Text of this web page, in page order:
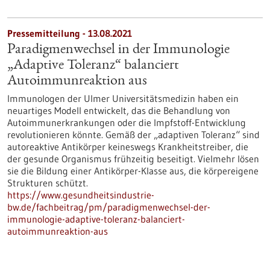
Pressemitteilung - 13.08.2021
Paradigmenwechsel in der Immunologie
„Adaptive Toleranz“ balanciert
Autoimmunreaktion aus
Immunologen der Ulmer Universitätsmedizin haben ein
neuartiges Modell entwickelt, das die Behandlung von
Autoimmunerkrankungen oder die Impfstoff-Entwicklung
revolutionieren könnte. Gemäß der „adaptiven Toleranz“ sind
autoreaktive Antikörper keineswegs Krankheitstreiber, die
der gesunde Organismus frühzeitig beseitigt. Vielmehr lösen
sie die Bildung einer Antikörper-Klasse aus, die körpereigene
Strukturen schützt.
https://www.gesundheitsindustrie-
bw.de/fachbeitrag/pm/paradigmenwechsel-der-
immunologie-adaptive-toleranz-balanciert-
autoimmunreaktion-aus